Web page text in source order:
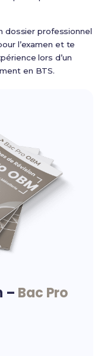
dossier professionnel
l’examen et te
lors d’un
en BTS.
– Bac Pro